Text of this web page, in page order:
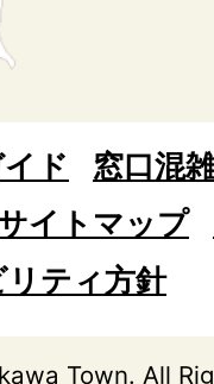
ド
窓口混
イトマップ
ティ方針
Town. All